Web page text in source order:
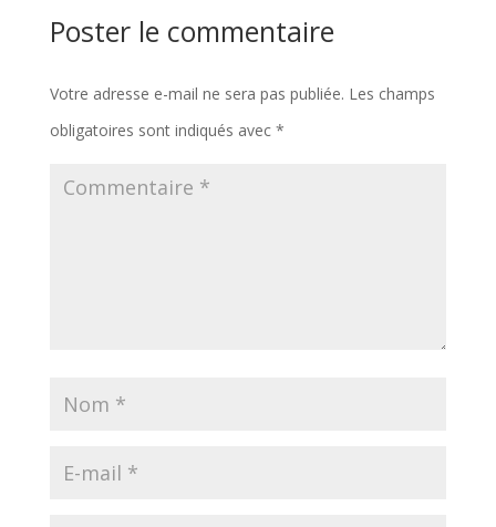
Poster le commentaire
Votre adresse e-mail ne sera pas publiée. Les champs
obligatoires sont indiqués avec *